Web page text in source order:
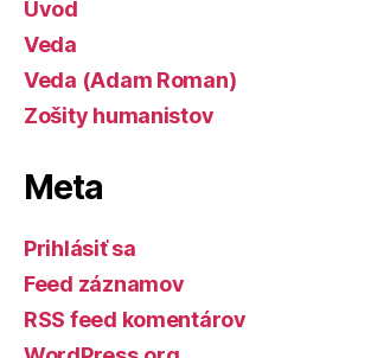
Úvod
Veda
Veda (Adam Roman)
Zošity humanistov
Meta
Prihlásiť sa
Feed záznamov
RSS feed komentárov